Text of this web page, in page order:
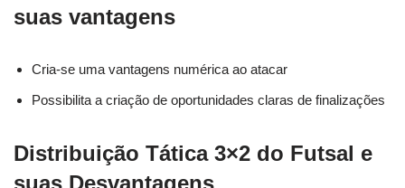
suas vantagens
Cria-se uma vantagens numérica ao atacar
Possibilita a criação de oportunidades claras de finalizações
Distribuição Tática 3×2 do Futsal e
suas Desvantagens